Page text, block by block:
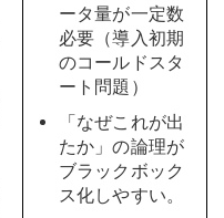
ータ量が一定数
必要（導入初期
のコールドスタ
ート問題）
「なぜこれが出
たか」の論理が
ブラックボック
ス化しやすい。